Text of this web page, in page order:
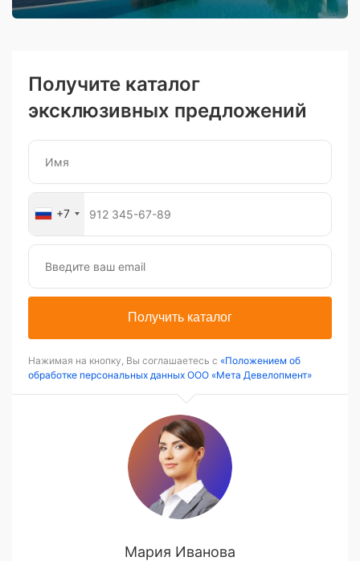
Получите каталог
эксклюзивных предложений
+7
Получить каталог
Нажимая на кнопку, Вы соглашаетесь с «Положением об
обработке персональных данных ООО «Мета Девелопмент»
Мария Иванова